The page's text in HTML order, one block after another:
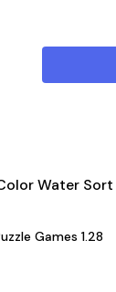
Water Sort
Games 1.28